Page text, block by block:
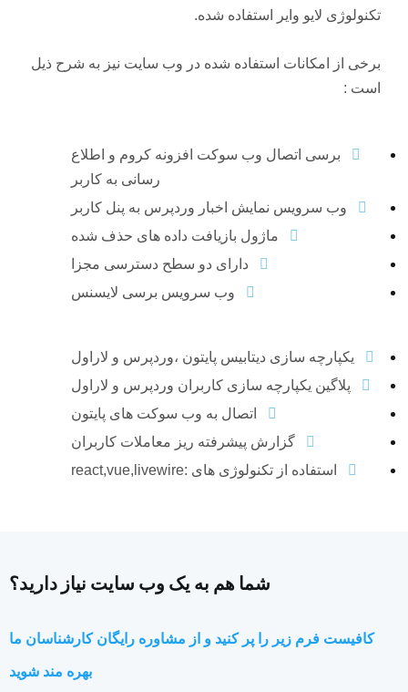
تکنولوژی لایو وایر استفاده شده.
برخی از امکانات استفاده شده در وب سایت نیز به شرح ذیل
است :
برسی اتصال وب سوکت افزونه کروم و اطلاع
رسانی به کاربر
وب سرویس نمایش اخبار وردپرس به پنل کاربر
ماژول بازیافت داده های حذف شده
دارای دو سطح دسترسی مجزا
وب سرویس برسی لایسنس
یکپارچه سازی دیتابیس پایتون ،وردپرس و لاراول
پلاگین یکپارچه سازی کاربران وردپرس و لاراول
اتصال به وب سوکت های پایتون
گزارش پیشرفته ریز معاملات کاربران
استفاده از تکنولوژی های :react,vue,livewire
شما هم به یک وب سایت نیاز دارید؟
کافیست فرم زیر را پر کنید و از مشاوره رایگان کارشناسان ما
بهره مند شوید